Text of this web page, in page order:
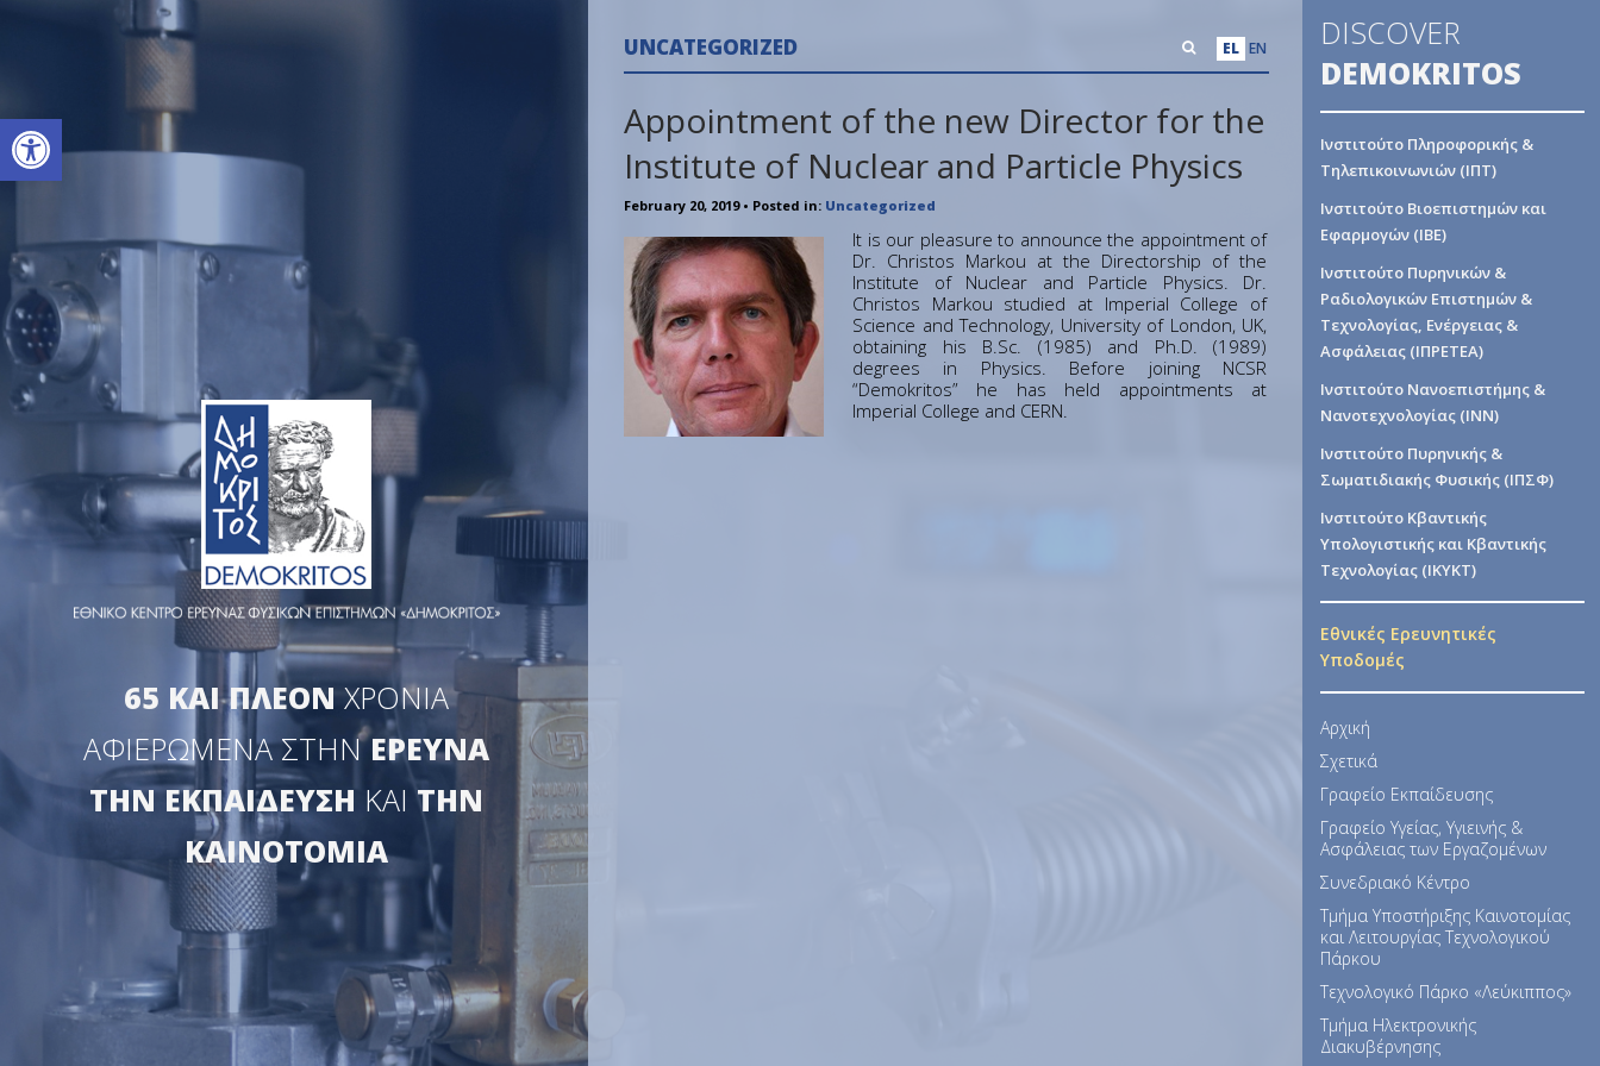
Ανοίξτε τη γραμμή εργαλείων
DISCOVER
DEMOKRITOS
Ινστιτούτο Πληροφορικής &
Τηλεπικοινωνιών (ΙΠΤ)
Ινστιτούτο Βιοεπιστημών και
Εφαρμογών (ΙΒΕ)
Ινστιτούτο Πυρηνικών &
Ραδιολογικών Επιστημών &
Τεχνολογίας, Ενέργειας &
Ασφάλειας (ΙΠΡΕΤΕΑ)
Ινστιτούτο Νανοεπιστήμης &
Νανοτεχνολογίας (ΙΝΝ)
Ινστιτούτο Πυρηνικής &
Σωματιδιακής Φυσικής (ΙΠΣΦ)
Ινστιτούτο Κβαντικής
Υπολογιστικής και Κβαντικής
Τεχνολογίας (ΙΚΥΚΤ)
Εθνικές Ερευνητικές
Υποδομές
Αρχική
Σχετικά
Γραφείο Εκπαίδευσης
Γραφείο Υγείας, Υγιεινής &
Ασφάλειας των Εργαζομένων
Συνεδριακό Κέντρο
Τμήμα Υποστήριξης Καινοτομίας
και Λειτουργίας Τεχνολογικού
Πάρκου
Τεχνολογικό Πάρκο «Λεύκιππος»
Τμήμα Ηλεκτρονικής
Διακυβέρνησης
UNCATEGORIZED EL EN
Appointment of the new Director for the
Institute of Nuclear and Particle Physics
February 20, 2019• Posted in: Uncategorized
It is our pleasure to announce the appointment of
Dr. Christos Markou at the Directorship of the
Institute of Nuclear and Particle Physics. Dr.
Christos Markou studied at Imperial College of
Science and Technology, University of London, UK,
obtaining his B.Sc. (1985) and Ph.D. (1989)
degrees in Physics. Before joining NCSR
“Demokritos” he has held appointments at
Imperial College and CERN.
65 ΚΑΙ ΠΛΕΟΝΧΡΟΝΙΑ
ΑΦΙΕΡΩΜΕΝΑ ΣΤΗΝΕΡΕΥΝΑ
ΤΗΝ ΕΚΠΑΙΔΕΥΣΗ ΚΑΙΤΗΝ
ΚΑΙΝΟΤΟΜΙΑ